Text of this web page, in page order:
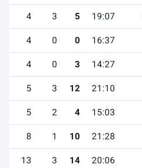
19:07
5
3
4
16:37
0
0
4
14:27
3
0
4
21:10
12
3
5
15:03
4
2
5
21:28
10
1
8
20:06
14
3
13